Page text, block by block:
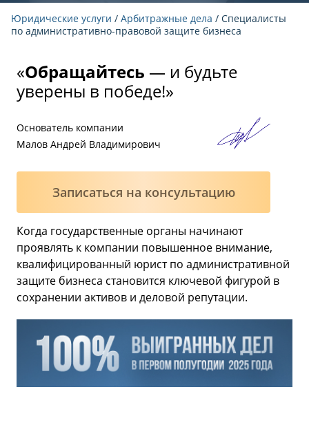
Юридические услуги / Арбитражные дела / Специалисты
по административно-правовой защите бизнеса
«Обращайтесь — и будьте
уверены в победе!»
Основатель компании
Малов Андрей Владимирович
Записаться на консультацию
Когда государственные органы начинают
проявлять к компании повышенное внимание,
квалифицированный юрист по административной
защите бизнеса становится ключевой фигурой в
сохранении активов и деловой репутации.